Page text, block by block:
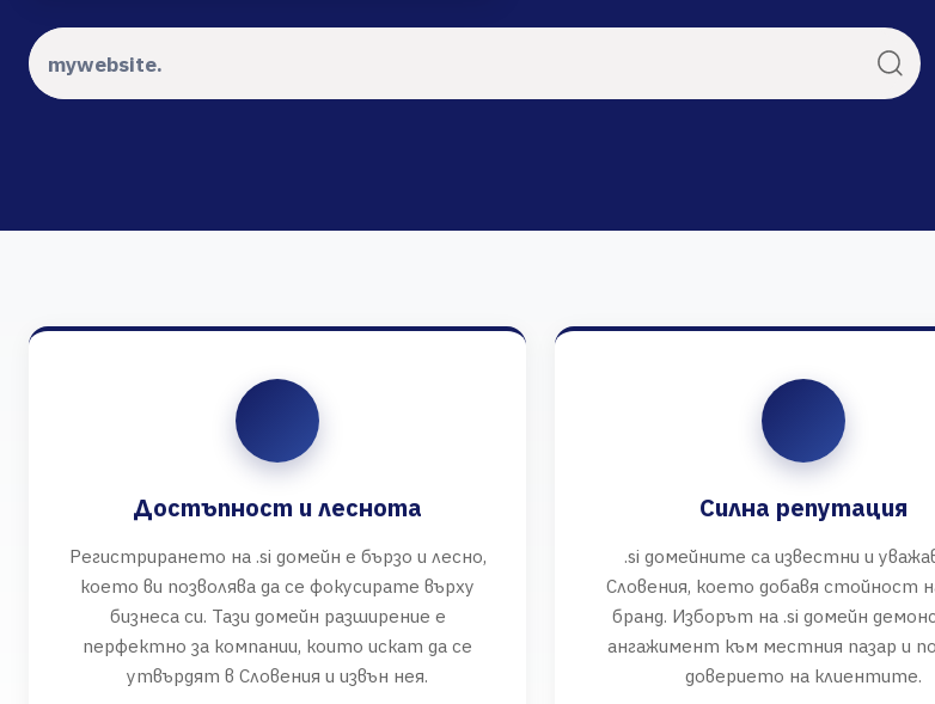
Достъпност и леснота
Регистрирането на .si домейн е бързо и лесно,
което ви позволява да се фокусирате върху
бизнеса си. Тази домейн разширение е
перфектно за компании, които искат да се
утвърдят в Словения и извън нея.
Силна репутация
.si домейните са известни и
Словения, което добавя стойност
бранд. Изборът на .si домейн
ангажимент към местния пазар и
доверието на клиентите.